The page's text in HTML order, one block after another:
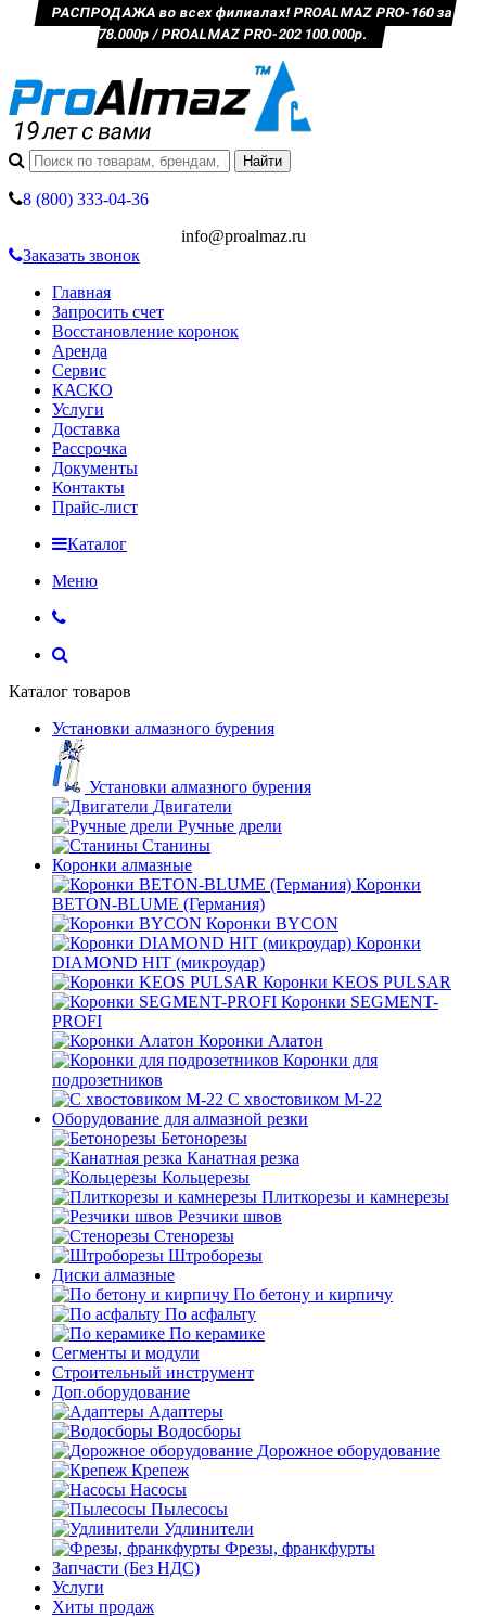
РАСПРОДАЖА во всех филиалах! PROALMAZ PRO-160 за
78.000р / PROALMAZ PRO-202 100.000р.
8 (800) 333-04-36
info@proalmaz.ru
Заказать звонок
Главная
Запросить счет
Восстановление коронок
Аренда
Сервис
КАСКО
Услуги
Доставка
Рассрочка
Документы
Контакты
Прайс-лист
Каталог
Меню
Каталог товаров
Установки алмазного бурения
Установки алмазного бурения
Двигатели
Ручные дрели
Станины
Коронки алмазные
Коронки
BETON-BLUME (Германия)
Коронки BYCON
Коронки
DIAMOND HIT (микроудар)
Коронки KEOS PULSAR
Коронки SEGMENT-
PROFI
Коронки Алатон
Коронки для
подрозетников
С хвостовиком М-22
Оборудование для алмазной резки
Бетонорезы
Канатная резка
Кольцерезы
Плиткорезы и камнерезы
Резчики швов
Стенорезы
Штроборезы
Диски алмазные
По бетону и кирпичу
По асфальту
По керамике
Сегменты и модули
Строительный инструмент
Доп.оборудование
Адаптеры
Водосборы
Дорожное оборудование
Крепеж
Насосы
Пылесосы
Удлинители
Фрезы, франкфурты
Запчасти (Без НДС)
Услуги
Хиты продаж